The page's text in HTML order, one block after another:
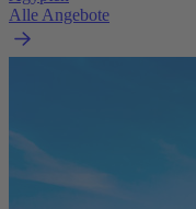
Alle Angebote